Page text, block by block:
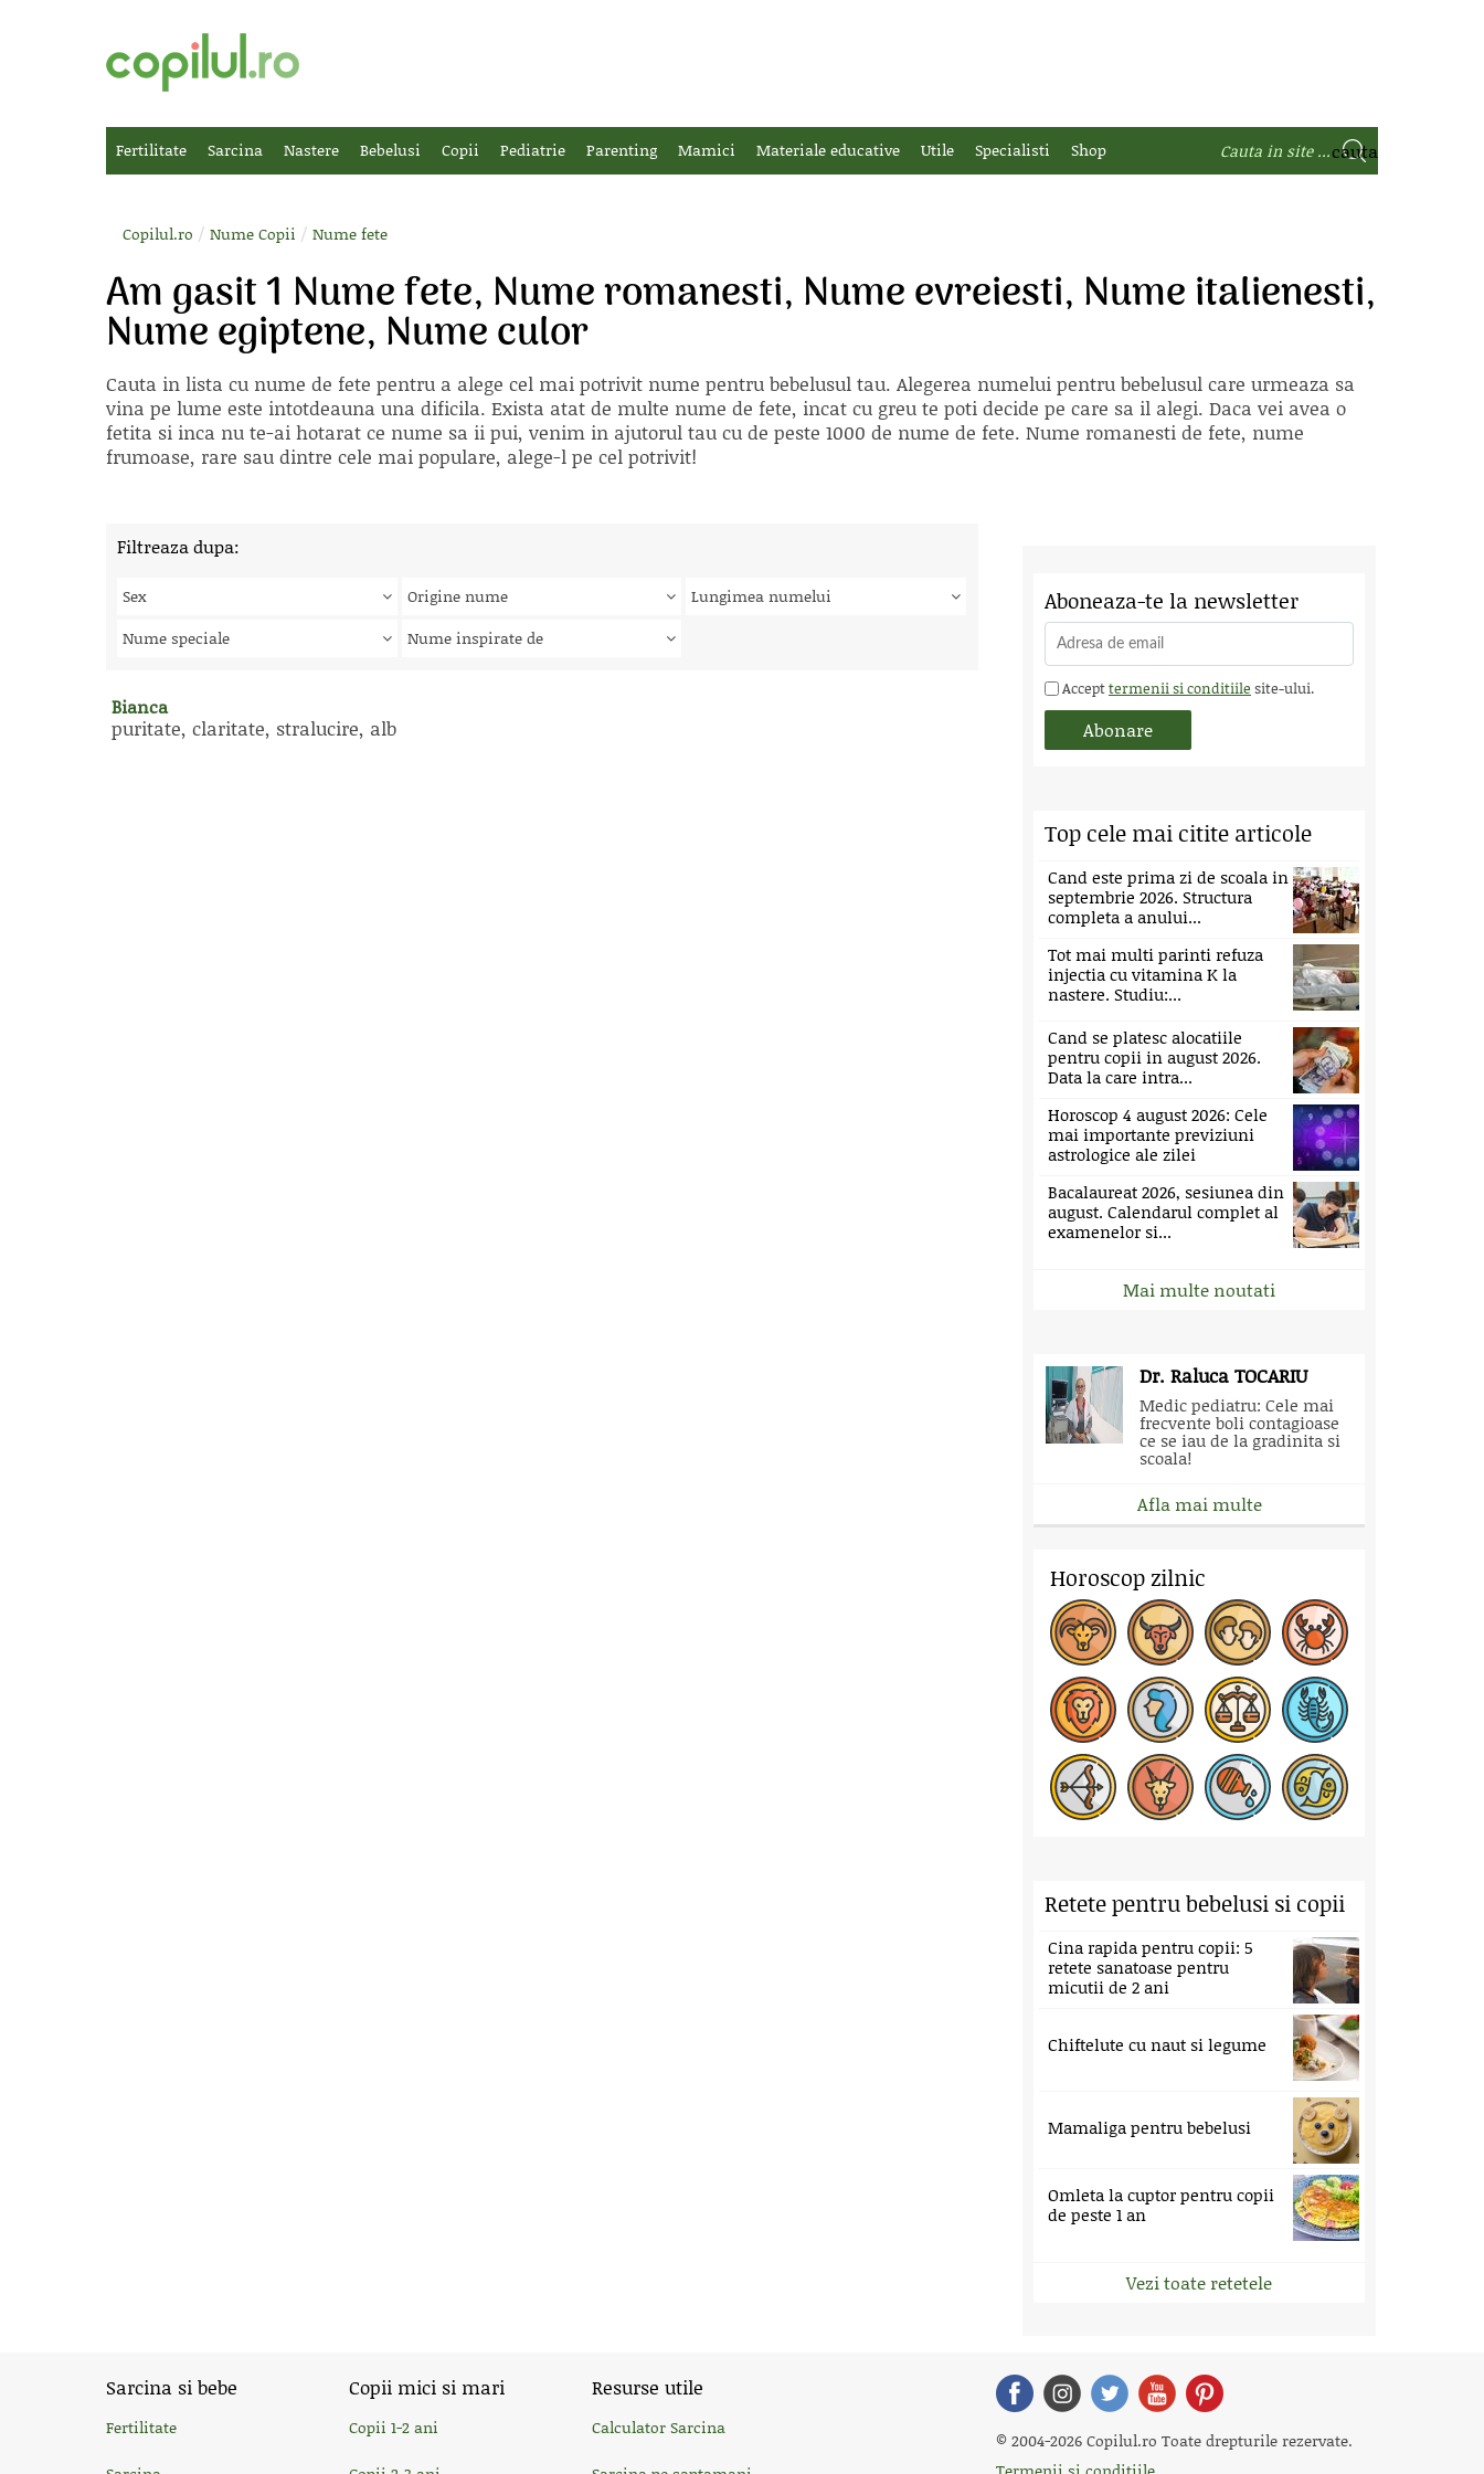
Fertilitate Sarcina Nastere Bebelusi Copii Pediatrie Parenting Mamici Materiale educative Utile Specialisti Shop
Copilul.ro / Nume Copii / Nume fete
Am gasit 1 Nume fete, Nume romanesti, Nume evreiesti, Nume italienesti,
Nume egiptene, Nume culor
Cauta in lista cu nume de fete pentru a alege cel mai potrivit nume pentru bebelusul tau. Alegerea numelui pentru bebelusul care urmeaza sa
vina pe lume este intotdeauna una dificila. Exista atat de multe nume de fete, incat cu greu te poti decide pe care sa il alegi. Daca vei avea o
fetita si inca nu te-ai hotarat ce nume sa ii pui, venim in ajutorul tau cu de peste 1000 de nume de fete. Nume romanesti de fete, nume
frumoase, rare sau dintre cele mai populare, alege-l pe cel potrivit!
Filtreaza dupa:
Sex Origine nume
Lungimea numelui
Nume speciale
Nume inspirate de
Bianca
puritate, claritate, stralucire, alb
Aboneaza-te la newsletter
Accepttermenii si conditiile site-ului.
Top cele mai citite articole
Cand este prima zi de scoala in
septembrie 2026. Structura
completa a anului...
Tot mai multi parinti refuza
injectia cu vitamina K la
nastere. Studiu:...
Cand se platesc alocatiile
pentru copii in august 2026.
Data la care intra...
Horoscop 4 august 2026: Cele
mai importante previziuni
astrologice ale zilei
Bacalaureat 2026, sesiunea din
august. Calendarul complet al
examenelor si...
Mai multe noutati
Dr. Raluca TOCARIU
Medic pediatru: Cele mai
frecvente boli contagioase
ce se iau de la gradinita si
scoala!
Afla mai multe
Horoscop zilnic
Retete pentru bebelusi si copii
Cina rapida pentru copii: 5
retete sanatoase pentru
micutii de 2 ani
Chiftelute cu naut si legume
Mamaliga pentru bebelusi
Omleta la cuptor pentru copii
de peste 1 an
Vezi toate retetele
Sarcina si bebe
Fertilitate
Copii mici si mari
Copii 1-2 ani
Resurse utile
Calculator Sarcina
© 2004-2026 Copilul.ro Toate drepturile rezervate.